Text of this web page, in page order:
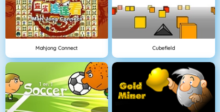
Mahjong Connect Cubefield